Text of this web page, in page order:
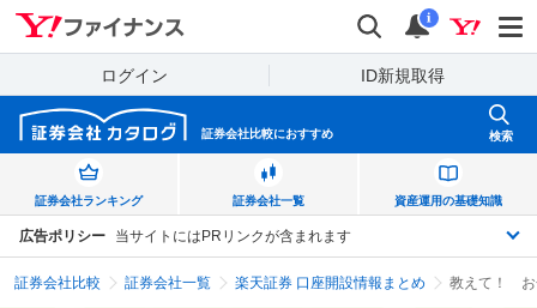
Yahoo!ファイナンス
検索 通知
i
ログイン ID新規取得
証券会社比較におすすめ 検索
証券会社ランキング 証券会社一覧 資産運用の基礎知識
広告ポリシー 当サイトにはPRリンクが含まれます
証券会社比較 証券会社一覧 楽天証券 口座開設情報まとめ